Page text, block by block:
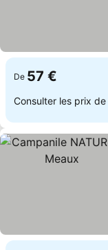
De 57 €
Consulter les prix de